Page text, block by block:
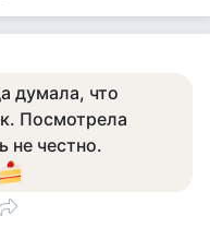
думала, что
Посмотрела
не честно.